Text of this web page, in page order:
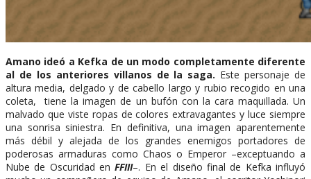
Amano ideó a Kefka de un modo completamente diferente
al de los anteriores villanos de la saga. Este personaje de
altura media, delgado y de cabello largo y rubio recogido en una
coleta, tiene la imagen de un bufón con la cara maquillada. Un
malvado que viste ropas de colores extravagantes y luce siempre
una sonrisa siniestra. En definitiva, una imagen aparentemente
más débil y alejada de los grandes enemigos portadores de
poderosas armaduras como Chaos o Emperor –exceptuando a
Nube de Oscuridad enFFIII–. En el diseño final de Kefka influyó